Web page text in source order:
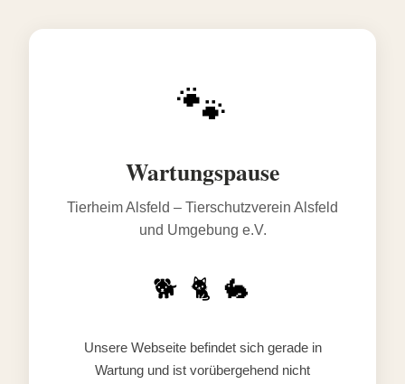
🐾
Wartungspause
Tierheim Alsfeld – Tierschutzverein Alsfeld
und Umgebung e.V.
🐕 🐈 🐇
Unsere Webseite befindet sich gerade in
Wartung und ist vorübergehend nicht